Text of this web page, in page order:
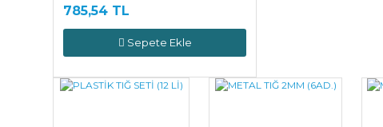
785,54 TL
Sepete Ekle